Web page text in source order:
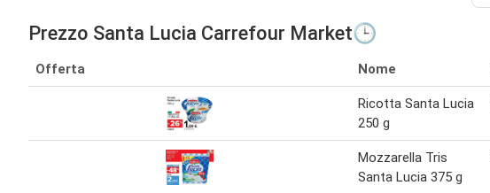
Prezzo Santa Lucia Carrefour Market🕒
Offerta Nome
Ricotta Santa Lucia
250 g
Mozzarella Tris
Santa Lucia 375 g